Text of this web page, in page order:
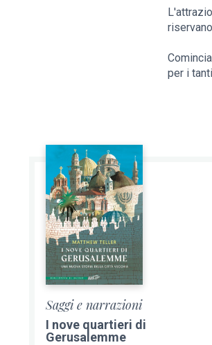
per i
Saggi e narrazioni
I nove quartieri di
Gerusalemme